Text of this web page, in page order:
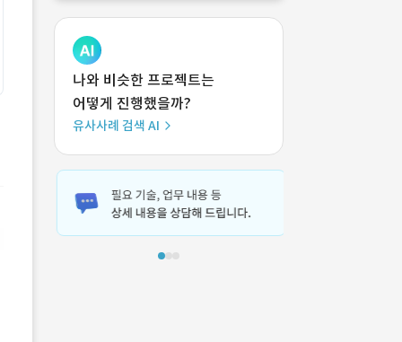
나와 비슷한 프로젝트는
어떻게 진행했을까?
유사사례 검색 AI